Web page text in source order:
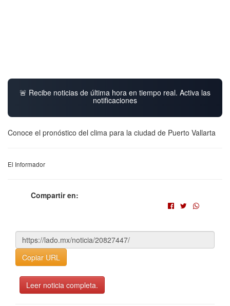
🚨 Recibe noticias de última hora en tiempo real. Activa las
notificaciones
Conoce el pronóstico del clima para la ciudad de Puerto Vallarta
El Informador
Compartir en:
Copiar URL
Leer noticia completa.